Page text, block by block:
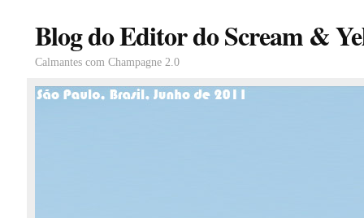
Blog do Editor do Scream &
Calmantes com Champagne 2.0